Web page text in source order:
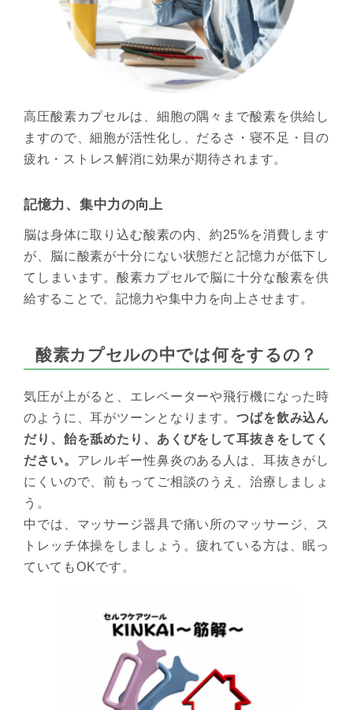
高圧酸素カプセルは、細胞の隅々まで酸素を供給し
ますので、細胞が活性化し、だるさ・寝不足・目の
疲れ・ストレス解消に効果が期待されます。
記憶力、集中力の向上
脳は身体に取り込む酸素の内、約25%を消費します
が、脳に酸素が十分にない状態だと記憶力が低下し
てしまいます。酸素カプセルで脳に十分な酸素を供
給することで、記憶力や集中力を向上させます。
酸素カプセルの中では何をするの？
気圧が上がると、エレベーターや飛行機になった時
のように、耳がツーンとなります。つばを飲み込ん
だり、飴を舐めたり、あくびをして耳抜きをしてく
ださい。 アレルギー性鼻炎のある人は、耳抜きがし
にくいので、前もってご相談のうえ、治療しましょ
う。
中では、マッサージ器具で痛い所のマッサージ、ス
トレッチ体操をしましょう。疲れている方は、眠っ
ていてもOKです。